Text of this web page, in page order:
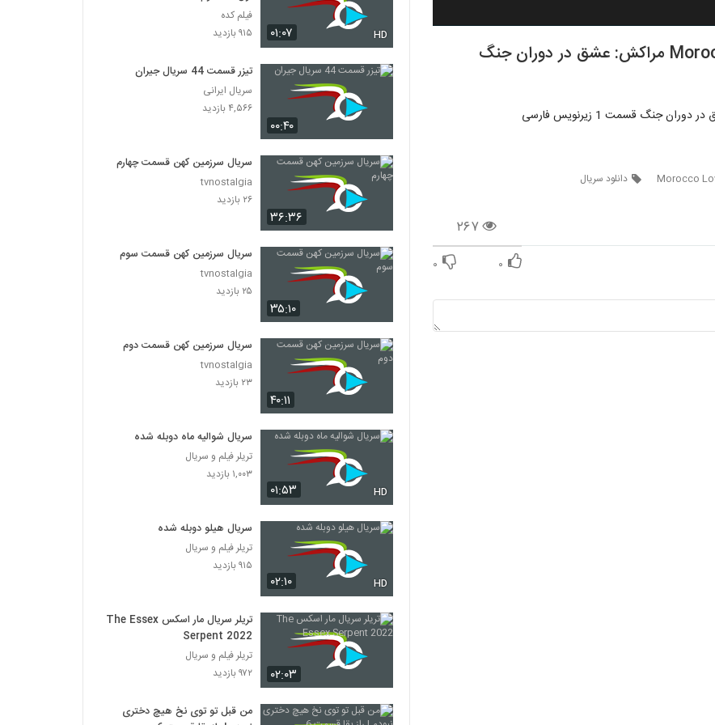
دانلود سریال Morocco: Love in Times of War مراکش: عشق در دوران جنگ
دانلود سریال
۲۶۷
۰ ۰
۰۱:۰۷ HD
فیلم کده
۹۱۵ بازدید
۰۰:۴۰
تیزر قسمت 44 سریال جیران
سریال ایرانی
۴,۵۶۶ بازدید
۳۶:۳۶
سریال سرزمین کهن قسمت چهارم
tvnostalgia
۲۶ بازدید
۳۵:۱۰
سریال سرزمین کهن قسمت سوم
tvnostalgia
۲۵ بازدید
۴۰:۱۱
سریال سرزمین کهن قسمت دوم
tvnostalgia
۲۳ بازدید
۰۱:۵۳ HD
سریال شوالیه ماه دوبله شده
تریلر فیلم و سریال
۱,۰۰۳ بازدید
۰۲:۱۰ HD
سریال هیلو دوبله شده
تریلر فیلم و سریال
۹۱۵ بازدید
۰۲:۰۳
تریلر سریال مار اسکس The Essex
Serpent 2022
تریلر فیلم و سریال
۹۷۲ بازدید
من قبل تو توی نخ هیچ دختری